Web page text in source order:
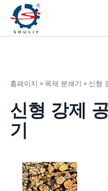
홈페이지 » 목재 분쇄기 » 신형
신형 강제
기